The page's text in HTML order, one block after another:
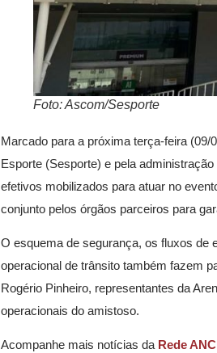
Foto: Ascom/Sesporte
Marcado para a próxima terça-feira
Esporte (Sesporte) e pela
efetivos mobilizados para atuar no
conjunto pelos órgãos parceiros para
O esquema de segurança, os fluxos de
operacional de trânsito também fazem
Rogério Pinheiro, representantes da
operacionais do amistoso.
Acompanhe mais notícias da Rede ANC